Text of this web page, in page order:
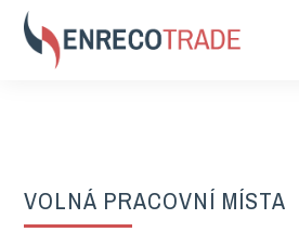
VOLNÁ PRACOVNÍ MÍSTA